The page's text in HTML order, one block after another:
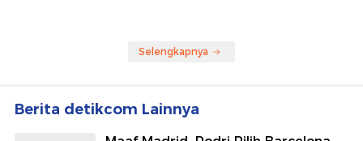
Selengkapnya
Berita detikcom Lainnya